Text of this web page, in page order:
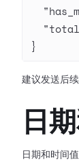
}
建议发送后
日
日期和时间